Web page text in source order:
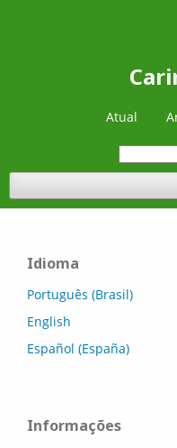
Atual
Idioma
Português (Brasil)
English
Español (España)
Informações